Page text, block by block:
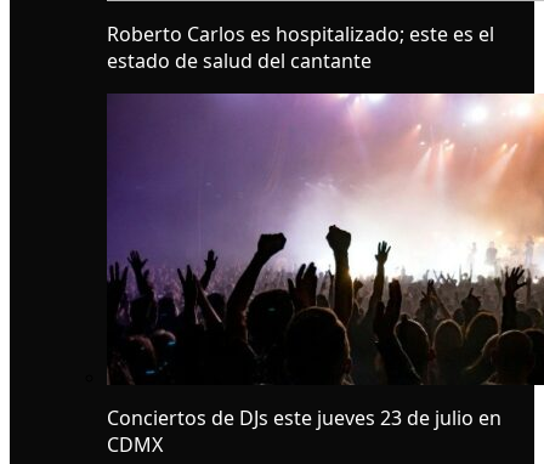
Roberto Carlos es hospitalizado; este es el
estado de salud del cantante
Conciertos de DJs este jueves 23 de julio en
CDMX